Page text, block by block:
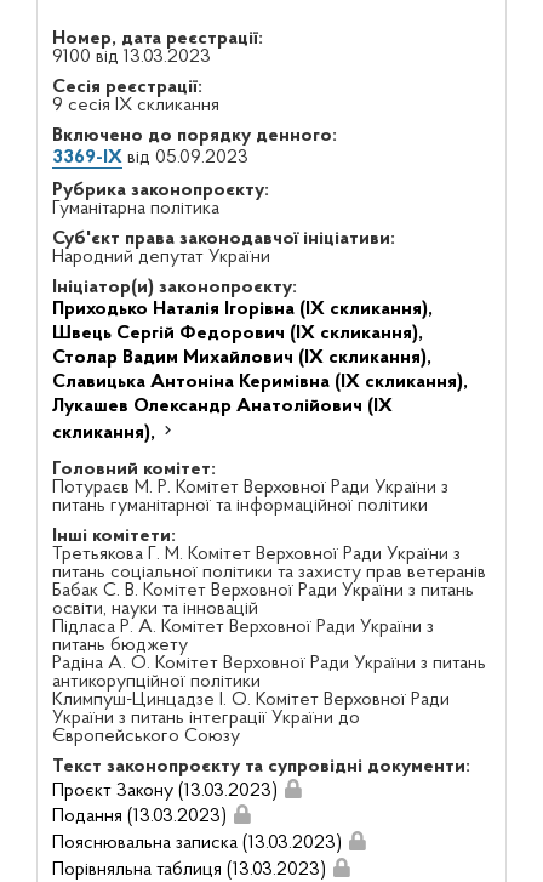
Номер, дата реєстрації:
9100 від 13.03.2023
Сесія реєстрації:
9 сесія IX скликання
Включено до порядку денного:
3369-IXвід 05.09.2023
Рубрика законопроєкту:
Гуманітарна політика
Суб'єкт права законодавчої ініціативи:
Народний депутат України
Ініціатор(и) законопроєкту:
Приходько Наталія Ігорівна (IX скликання),
Швець Сергій Федорович (IX скликання),
Столар Вадим Михайлович (IX скликання),
Славицька Антоніна Керимівна (IX скликання),
Лукашев Олександр Анатолійович (IX
скликання),
Головний комітет:
Потураєв М. Р. Комітет Верховної Ради України з
питань гуманітарної та інформаційної політики
Інші комітети:
Третьякова Г. М. Комітет Верховної Ради України з
питань соціальної політики та захисту прав ветеранів
Бабак С. В. Комітет Верховної Ради України з питань
освіти, науки та інновацій
Підласа Р. А. Комітет Верховної Ради України з
питань бюджету
Радіна А. О. Комітет Верховної Ради України з питань
антикорупційної політики
Климпуш-Цинцадзе І. О. Комітет Верховної Ради
України з питань інтеграції України до
Європейського Союзу
Текст законопроєкту та супровідні документи:
Проєкт Закону (13.03.2023)
Подання (13.03.2023)
Пояснювальна записка (13.03.2023)
Порівняльна таблиця (13.03.2023)